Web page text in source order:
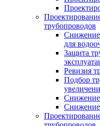
трубопроводов
Снижение
для
Защита
Ревизия
Подбор
Снижение
Снижение